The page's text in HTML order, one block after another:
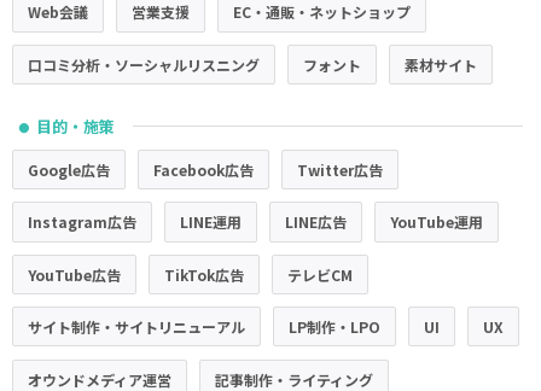
Web会議 営業支援 EC・通販・ネットショップ
口コミ分析・ソーシャルリスニング フォント 素材サイト
● 目的・施策
Google広告 Facebook広告 Twitter広告
Instagram広告 LINE運用 LINE広告 YouTube運用
YouTube広告 TikTok広告 テレビCM
サイト制作・サイトリニューアル LP制作・LPO UI UX
オウンドメディア運営 記事制作・ライティング